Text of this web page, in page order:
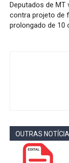
Deputados de MT
contra projeto de
prolongado de 10
OUTRAS